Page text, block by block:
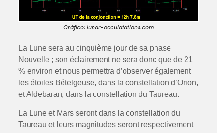
Gráfico: lunar-occulatations.com
La Lune sera au cinquième jour de sa phase
Nouvelle ; son éclairement ne sera donc que de 21
% environ et nous permettra d’observer également
les étoiles Bételgeuse, dans la constellation d’Orion,
et Aldebaran, dans la constellation du Taureau.
La Lune et Mars seront dans la constellation du
Taureau et leurs magnitudes seront respectivement